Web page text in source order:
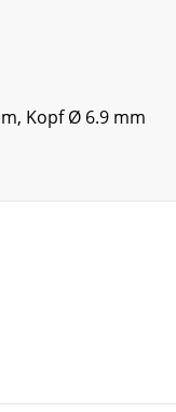
Kopf Ø 6.9 mm